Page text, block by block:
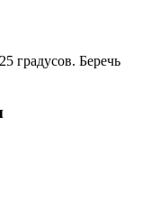
градусов. Беречь